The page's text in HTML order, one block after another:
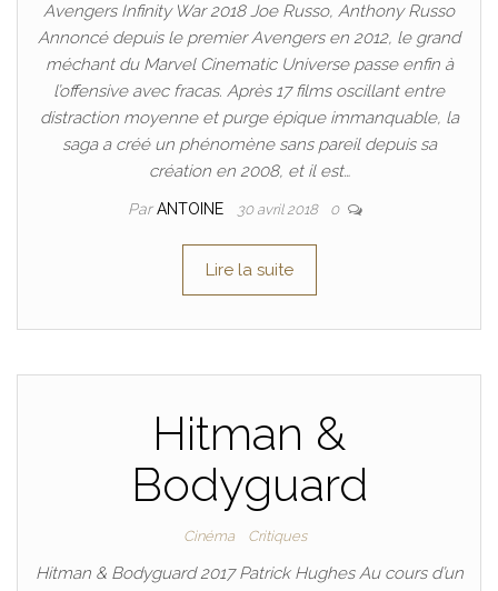
Avengers Infinity War 2018 Joe Russo, Anthony Russo
Annoncé depuis le premier Avengers en 2012, le grand
méchant du Marvel Cinematic Universe passe enfin à
l’offensive avec fracas. Après 17 films oscillant entre
distraction moyenne et purge épique immanquable, la
saga a créé un phénomène sans pareil depuis sa
création en 2008, et il est…
ParANTOINE 30 avril 2018 0
Lire la suite
Hitman &
Bodyguard
Cinéma Critiques
Hitman & Bodyguard 2017 Patrick Hughes Au cours d’un